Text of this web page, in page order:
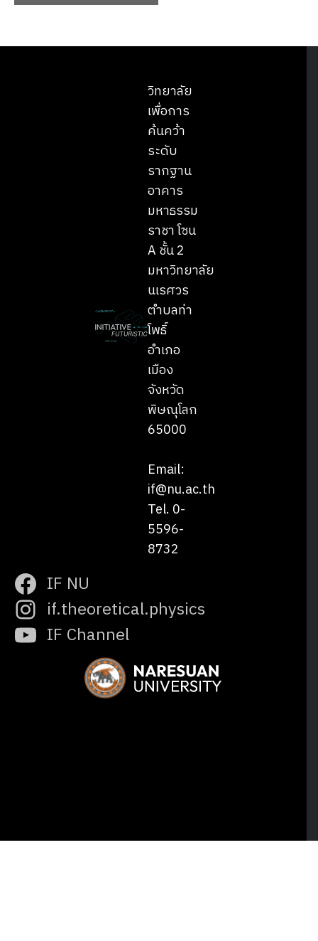
วิทยาลัย
เพื่อการ
ค้นคว้า
ระดับ
รากฐาน
อาคาร
มหาธรรม
ราชา โซน
A ชั้น 2
มหาวิทยาลัย
นเรศวร
ตำบลท่า
โพธิ์
อำเภอ
เมือง
จังหวัด
พิษณุโลก
65000
Email:
if@nu.ac.th
Tel. 0-
5596-
8732
IF NU
if.theoretical.physics
IF Channel